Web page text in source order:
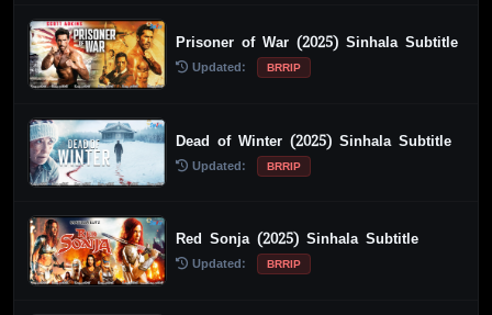
Prisoner of War (2025) Sinhala Subtitle
Updated: BRRIP
Dead of Winter (2025) Sinhala Subtitle
Updated: BRRIP
Red Sonja (2025) Sinhala Subtitle
Updated: BRRIP